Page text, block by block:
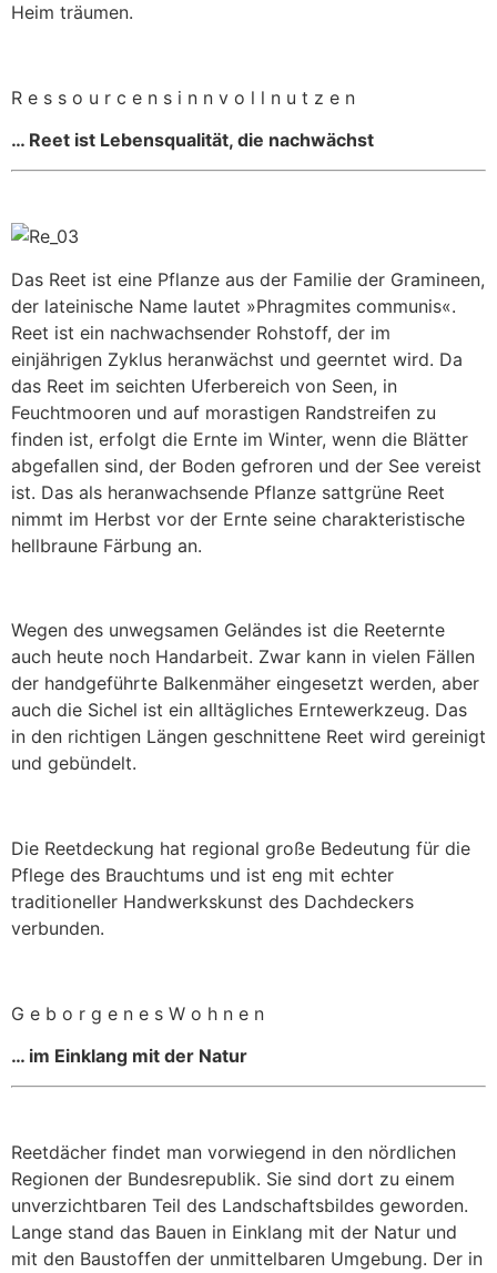
Heim träumen.
R e s s o u r c e n s i n n v o l l n u t z e n
… Reet ist Lebensqualität, die nachwächst
Das Reet ist eine Pflanze aus der Familie der Gramineen,
der lateinische Name lautet »Phragmites communis«.
Reet ist ein nachwachsender Rohstoff, der im
einjährigen Zyklus heranwächst und geerntet wird. Da
das Reet im seichten Uferbereich von Seen, in
Feuchtmooren und auf morastigen Randstreifen zu
finden ist, erfolgt die Ernte im Winter, wenn die Blätter
abgefallen sind, der Boden gefroren und der See vereist
ist. Das als heranwachsende Pflanze sattgrüne Reet
nimmt im Herbst vor der Ernte seine charakteristische
hellbraune Färbung an.
Wegen des unwegsamen Geländes ist die Reeternte
auch heute noch Handarbeit. Zwar kann in vielen Fällen
der handgeführte Balkenmäher eingesetzt werden, aber
auch die Sichel ist ein alltägliches Erntewerkzeug. Das
in den richtigen Längen geschnittene Reet wird gereinigt
und gebündelt.
Die Reetdeckung hat regional große Bedeutung für die
Pflege des Brauchtums und ist eng mit echter
traditioneller Handwerkskunst des Dachdeckers
verbunden.
G e b o r g e n e s W o h n e n
… im Einklang mit der Natur
Reetdächer findet man vorwiegend in den nördlichen
Regionen der Bundesrepublik. Sie sind dort zu einem
unverzichtbaren Teil des Landschaftsbildes geworden.
Lange stand das Bauen in Einklang mit der Natur und
mit den Baustoffen der unmittelbaren Umgebung. Der in